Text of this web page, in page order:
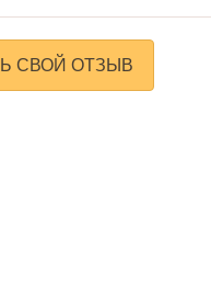
СВОЙ ОТЗЫВ